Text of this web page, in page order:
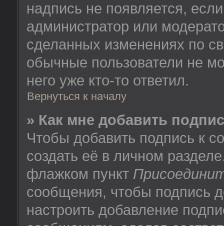
надпись не появляется,
администратор или
сделанных изменениях по
обычные пользователи не
него уже кто-то ответил.
Вернуться к началу
» Как мне добавить
Чтобы добавить подпись к
создать её в личном
флажком пункт
сообщения, чтобы подпись
настроить добавление